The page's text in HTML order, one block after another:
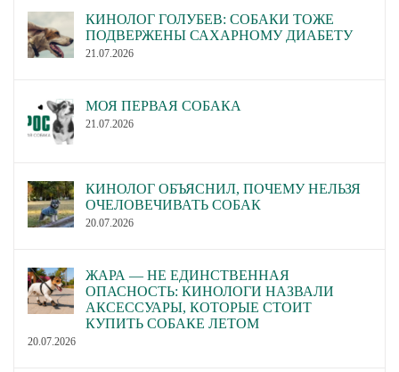
КИНОЛОГ ГОЛУБЕВ: СОБАКИ ТОЖЕ
ПОДВЕРЖЕНЫ САХАРНОМУ ДИАБЕТУ
21.07.2026
МОЯ ПЕРВАЯ СОБАКА
21.07.2026
КИНОЛОГ ОБЪЯСНИЛ, ПОЧЕМУ НЕЛЬЗЯ
ОЧЕЛОВЕЧИВАТЬ СОБАК
20.07.2026
ЖАРА — НЕ ЕДИНСТВЕННАЯ
ОПАСНОСТЬ: КИНОЛОГИ НАЗВАЛИ
АКСЕССУАРЫ, КОТОРЫЕ СТОИТ
КУПИТЬ СОБАКЕ ЛЕТОМ
20.07.2026